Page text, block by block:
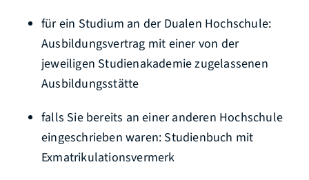
für ein Studium an der Dualen Hochschule:
Ausbildungsvertrag mit einer von der
jeweiligen Studienakademie zugelassenen
Ausbildungsstätte
falls Sie bereits an einer anderen Hochschule
eingeschrieben waren: Studienbuch mit
Exmatrikulationsvermerk